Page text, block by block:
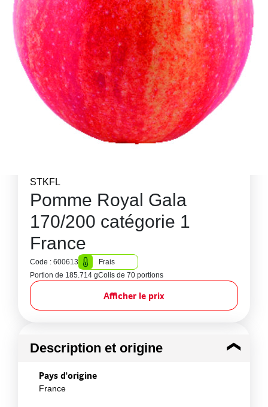
STKFL
Pomme Royal Gala
170/200 catégorie 1
France
Code : 600613
Frais
Portion de 185.714 gColis de 70 portions
Afficher le prix
Description et origine
Pays d'origine
France